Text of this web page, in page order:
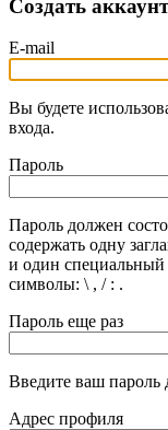
Создать аккаунт
E-mail
Вы будете
входа.
Пароль
Пароль должен
содержать одну
и один
символы: \ , / : .
Пароль еще раз
Введите ваш пароль
Адрес профиля